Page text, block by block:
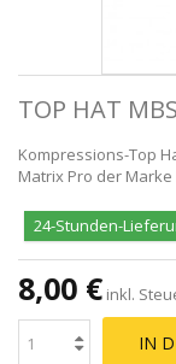
TOP HAT MBS
Kompressions-Top
Matrix Pro der
24-Stunden-
8,00 € inkl.
IN